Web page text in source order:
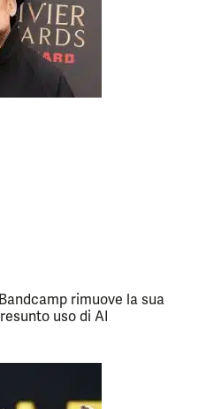
rimuove la sua
uso di AI